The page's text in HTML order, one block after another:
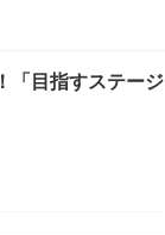
「目指すステージ